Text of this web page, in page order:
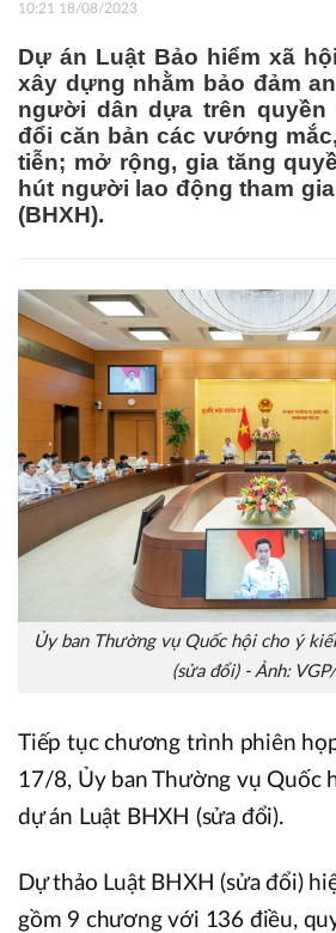
10:21 18/08/2023
Dự án Luật Bảo hiểm xã
xây dựng nhằm bảo đảm
người dân dựa trên
đổi căn bản các vướng
tiễn; mở rộng, gia tăng
hút người lao động tham
(BHXH).
Ủy ban Thường vụ Quốc hội cho ý
(sửa đổi) - Ảnh:
Tiếp tục chương trình phiên
17/8, Ủy ban Thường vụ Quốc
dự án Luật BHXH (sửa đổi).
Dự thảo Luật BHXH (sửa đổi)
gồm 9 chương với 136 điều,